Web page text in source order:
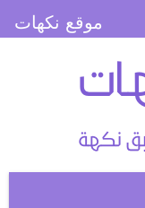
موقع نكهات